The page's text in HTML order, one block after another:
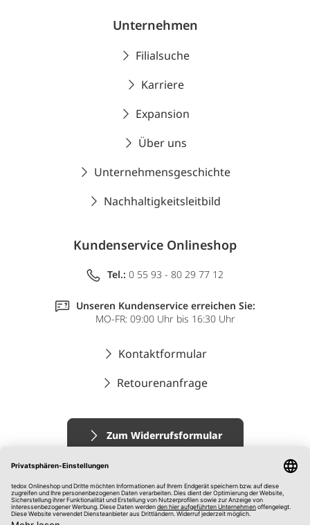
Unternehmen
Filialsuche
Karriere
Expansion
Über uns
Unternehmensgeschichte
Nachhaltigkeitsleitbild
Kundenservice Onlineshop
Tel.: 0 55 93 - 80 29 77 12
Unseren Kundenservice erreichen Sie:
MO-FR: 09:00 Uhr bis 16:30 Uhr
Kontaktformular
Retourenanfrage
Zum Widerrufsformular
Impressum
AGB